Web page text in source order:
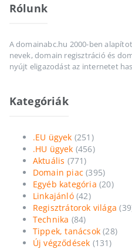
Rólunk
A domainabc.hu 2000-ben
nevek, domain regisztráció és
nyújt eligazodást az internetet
Kategóriák
.EU ügyek (251)
.HU ügyek (456)
Aktuális (771)
Domain piac (395)
Egyéb kategória (20)
Linkajánló(42)
Regisztrátorok világa
Technika (84)
Tippek, tanácsok (28)
Új végződések (131)